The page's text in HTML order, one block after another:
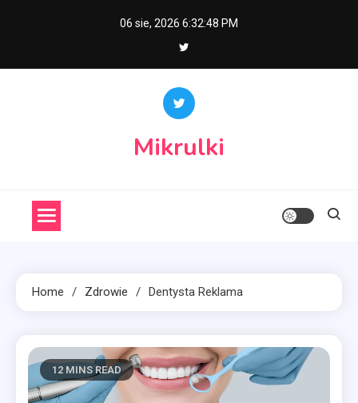
06 sie, 2026 6:32:49 PM
Mikrulki
Home Zdrowie Dentysta Reklama
12 MINS READ